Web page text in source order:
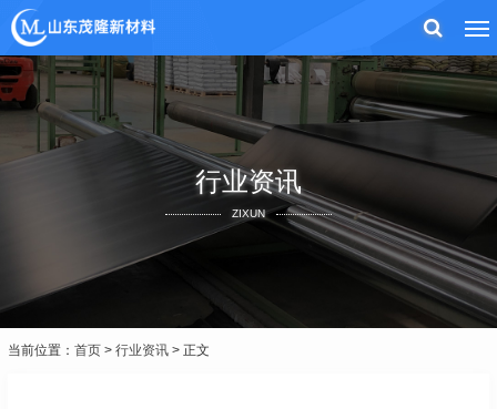
行业资讯
ZIXUN
当前位置： 首页 > 行业资讯 > 正文